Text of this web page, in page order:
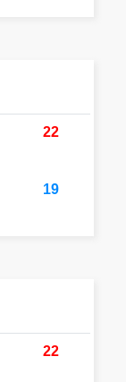
22
19
22